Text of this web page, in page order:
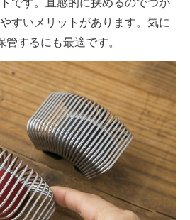
です。直感的に挟めるのでつか
すいメリットがあります。気に
するにも最適です。